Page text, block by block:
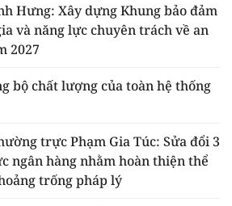
Hưng: Xây dựng Khung bảo đảm
và năng lực chuyên trách về an
2027
bộ chất lượng của toàn hệ thống
trực Phạm Gia Túc: Sửa đổi 3
ngân hàng nhằm hoàn thiện thể
trống pháp lý